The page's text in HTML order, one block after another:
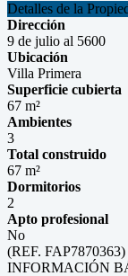
Detalles de la
Dirección
9 de julio al 5600
Ubicación
Villa Primera
Superficie cubierta
67 m²
Ambientes
3
Total construido
67 m²
Dormitorios
2
Apto profesional
No
(REF. FAP7870363)
INFORMACIÓN